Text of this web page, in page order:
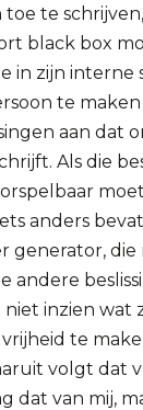
toe te
black box
in zijn
te
aan dat
Als die
anders
generator, die
andere
inzien wat
te
volgt dat
dat van mij,